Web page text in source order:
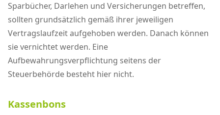
Sparbücher, Darlehen und Versicherungen betreffen,
sollten grundsätzlich gemäß ihrer jeweiligen
Vertragslaufzeit aufgehoben werden. Danach können
sie vernichtet werden. Eine
Aufbewahrungsverpflichtung seitens der
Steuerbehörde besteht hier nicht.
Kassenbons